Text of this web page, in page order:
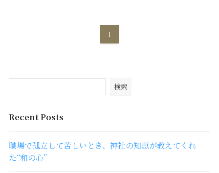
1
検索
Recent Posts
職場で孤立して苦しいとき、神社の知恵が教えてくれ
た“和の心”